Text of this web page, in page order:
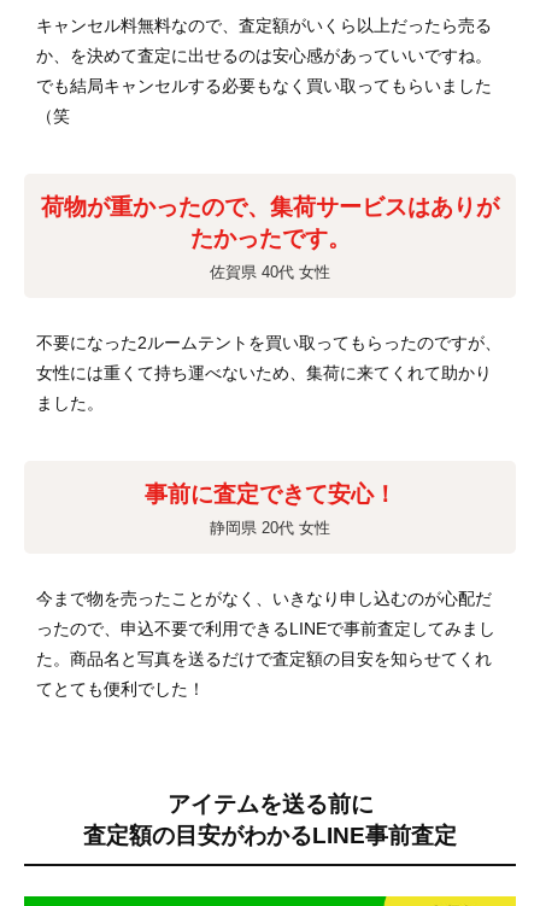
キャンセル料無料なので、査定額がいくら以上だったら売る
か、を決めて査定に出せるのは安心感があっていいですね。
でも結局キャンセルする必要もなく買い取ってもらいました
（笑
荷物が重かったので、集荷サービスはありが
たかったです。
佐賀県 40代 女性
不要になった2ルームテントを買い取ってもらったのですが、
女性には重くて持ち運べないため、集荷に来てくれて助かり
ました。
事前に査定できて安心！
静岡県 20代 女性
今まで物を売ったことがなく、いきなり申し込むのが心配だ
ったので、申込不要で利用できるLINEで事前査定してみまし
た。商品名と写真を送るだけで査定額の目安を知らせてくれ
てとても便利でした！
アイテムを送る前に
査定額の目安がわかるLINE事前査定